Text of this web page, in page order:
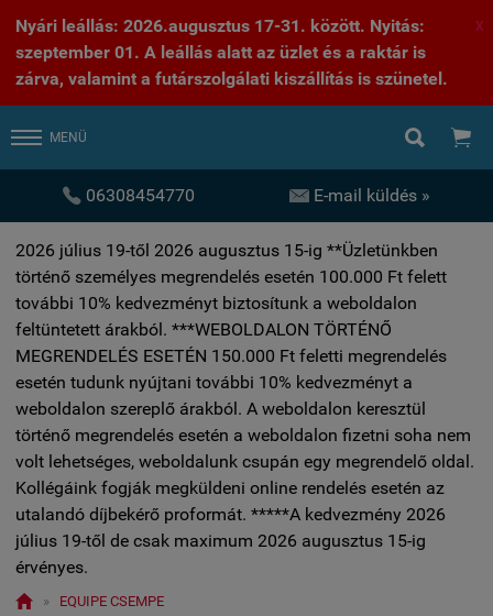
Nyári leállás: 2026.augusztus 17-31. között. Nyitás:
szeptember 01. A leállás alatt az üzlet és a raktár is
zárva, valamint a futárszolgálati kiszállítás is szünetel.
X
MENÜ  
 06308454770  E-mail küldés »
2026 július 19-től 2026 augusztus 15-ig **Üzletünkben
történő személyes megrendelés esetén 100.000 Ft felett
további 10% kedvezményt biztosítunk a weboldalon
feltüntetett árakból. ***WEBOLDALON TÖRTÉNŐ
MEGRENDELÉS ESETÉN 150.000 Ft feletti megrendelés
esetén tudunk nyújtani további 10% kedvezményt a
weboldalon szereplő árakból. A weboldalon keresztül
történő megrendelés esetén a weboldalon fizetni soha nem
volt lehetséges, weboldalunk csupán egy megrendelő oldal.
Kollégáink fogják megküldeni online rendelés esetén az
utalandó díjbekérő proformát. *****A kedvezmény 2026
július 19-től de csak maximum 2026 augusztus 15-ig
érvényes.
 » EQUIPE CSEMPE